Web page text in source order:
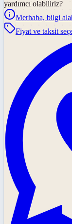
yardımcı olabiliriz?
Merhaba, bilgi
Fiyat ve taksit